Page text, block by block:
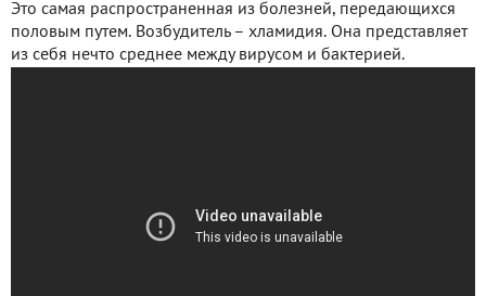
Это самая распространенная из болезней, передающихся
половым путем. Возбудитель – хламидия. Она представляет
из себя нечто среднее между вирусом и бактерией.